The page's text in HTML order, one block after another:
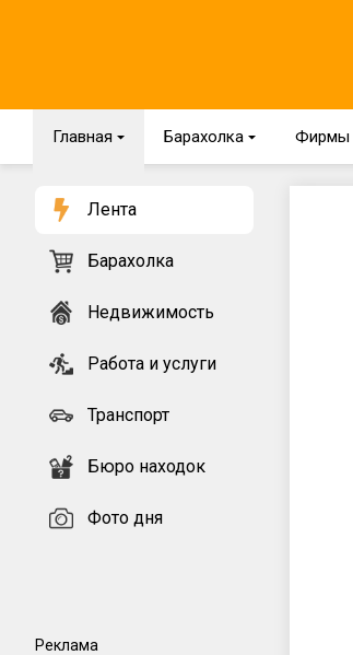
Главная { Барахолка { Фирмы
Лента
Барахолка
Недвижимость
Работа и услуги
Транспорт
Бюро находок
Фото дня
Реклама